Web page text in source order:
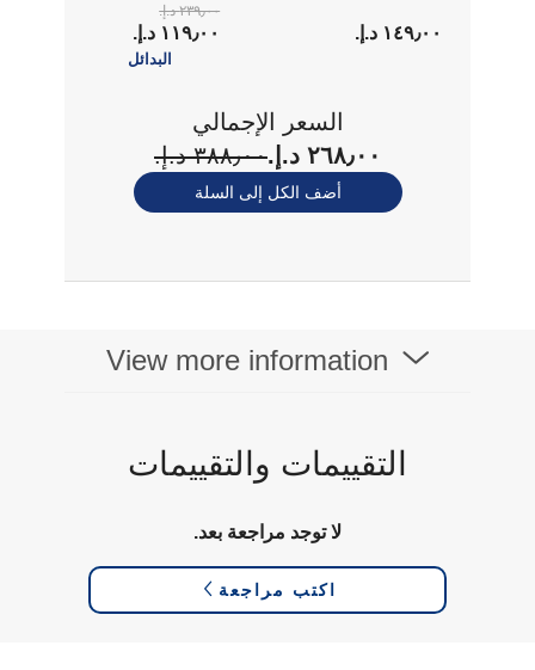
١٤٩٫٠٠ د.إ.‏ ١١٩٫٠٠ د.إ.‏
٢٣٩٫٠٠ د.إ.‏
البدائل
السعر الإجمالي
٢٦٨٫٠٠ د.إ.‏
٣٨٨٫٠٠ د.إ.‏
أضف الكل إلى السلة
View more information
التقييمات والتقييمات
لا توجد مراجعة بعد.
اكتب مراجعة